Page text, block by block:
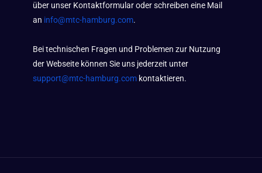
über unser Kontaktformular oder schreiben eine Mail
an info@mtc-hamburg.com.
Bei technischen Fragen und Problemen zur Nutzung
der Webseite können Sie uns jederzeit unter
support@mtc-hamburg.com kontaktieren.